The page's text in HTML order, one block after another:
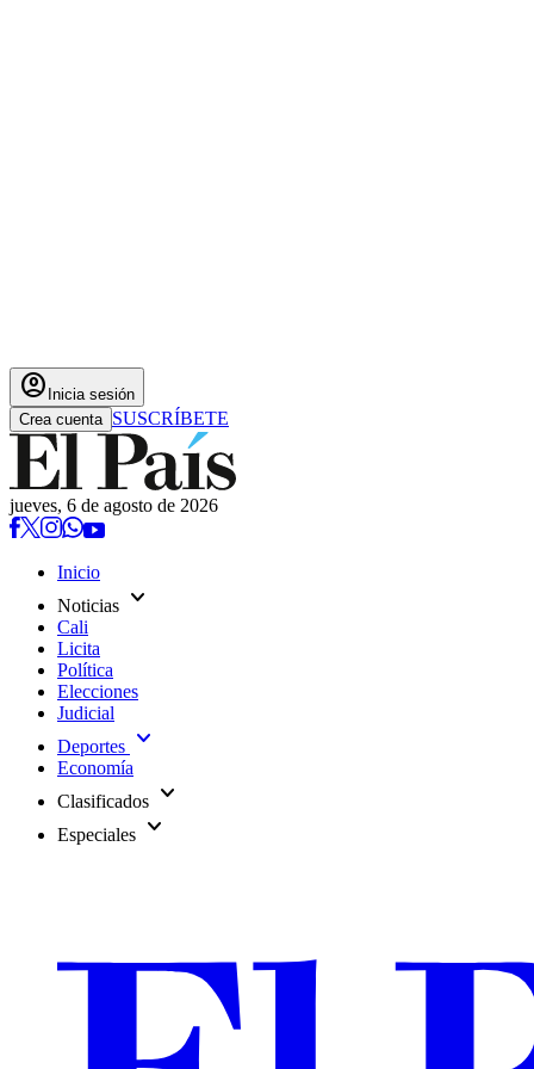
account_circle Inicia sesión
Crea cuenta SUSCRÍBETE
jueves, 6 de agosto de 2026
Inicio
Noticias expand_more
Cali
Licita
Política
Elecciones
Judicial
Deportes expand_more
Economía
Clasificados expand_more
Especiales expand_more